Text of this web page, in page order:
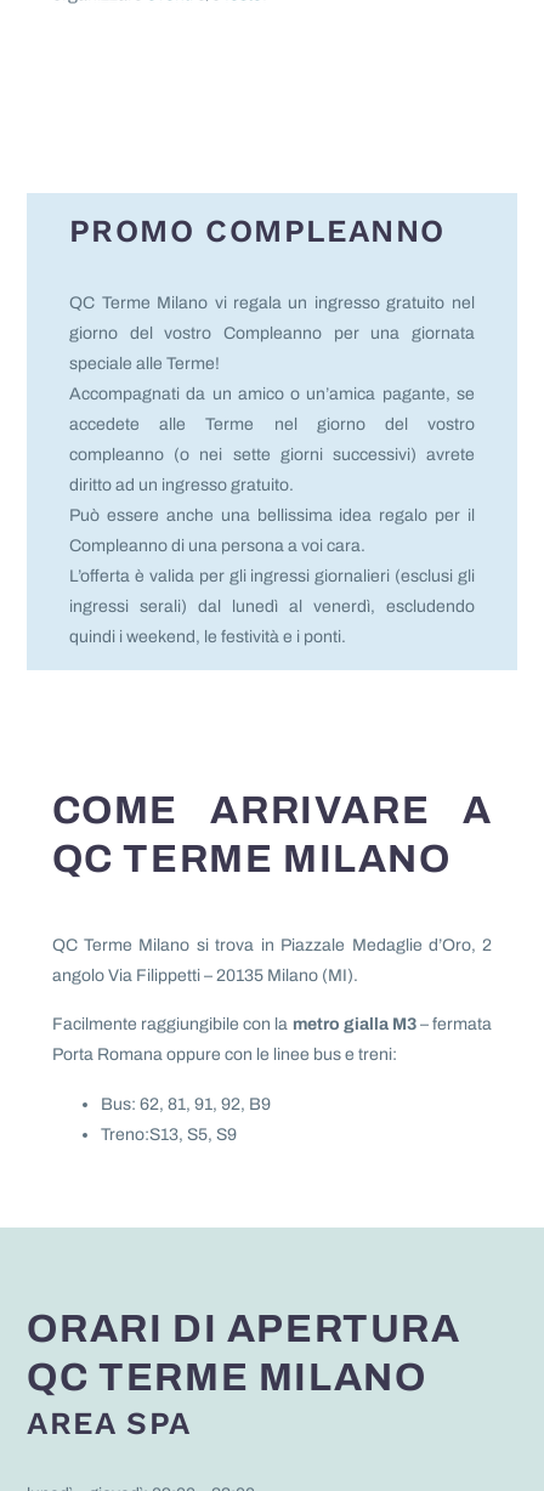
PROMO COMPLEANNO
QC Terme Milano vi regala un ingresso gratuito nel
giorno del vostro Compleanno per una giornata
speciale alle Terme!
Accompagnati da un amico o un’amica pagante, se
accedete alle Terme nel giorno del vostro
compleanno (o nei sette giorni successivi) avrete
diritto ad un ingresso gratuito.
Può essere anche una bellissima idea regalo per il
Compleanno di una persona a voi cara.
L’offerta è valida per gli ingressi giornalieri (esclusi gli
ingressi serali) dal lunedì al venerdì, escludendo
quindi i weekend, le festività e i ponti.
COME ARRIVARE A
QC TERME MILANO
QC Terme Milano si trova in Piazzale Medaglie d’Oro, 2
angolo Via Filippetti – 20135 Milano (MI).
Facilmente raggiungibile con la metro gialla M3– fermata
Porta Romana oppure con le linee bus e treni:
Bus: 62, 81, 91, 92, B9
Treno:S13, S5, S9
ORARI DI APERTURA
QC TERME MILANO
AREA SPA